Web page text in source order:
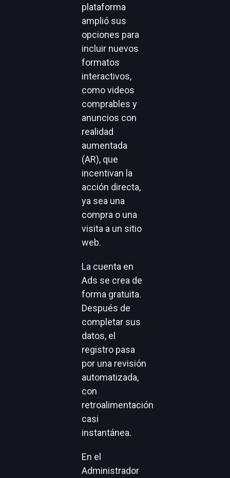
plataforma
amplió sus
opciones para
incluir nuevos
formatos
interactivos,
como videos
comprables y
anuncios con
realidad
aumentada
(AR), que
incentivan la
acción directa,
ya sea una
compra o una
visita a un sitio
web.
La cuenta en
Ads se crea de
forma gratuita.
Después de
completar sus
datos, el
registro pasa
por una revisión
automatizada,
con
retroalimentación
casi
instantánea.
En el
Administrador